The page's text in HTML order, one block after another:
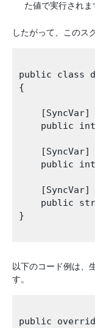
た値で実行されま
したがって、このス
public class
{
    [SyncVar]
public
    [SyncVar]
public
    [SyncVar]
public
}
以下のコード例は、
す。
public